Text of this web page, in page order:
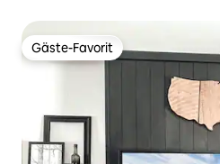
Gäste-Favorit
Gäste-Favorit